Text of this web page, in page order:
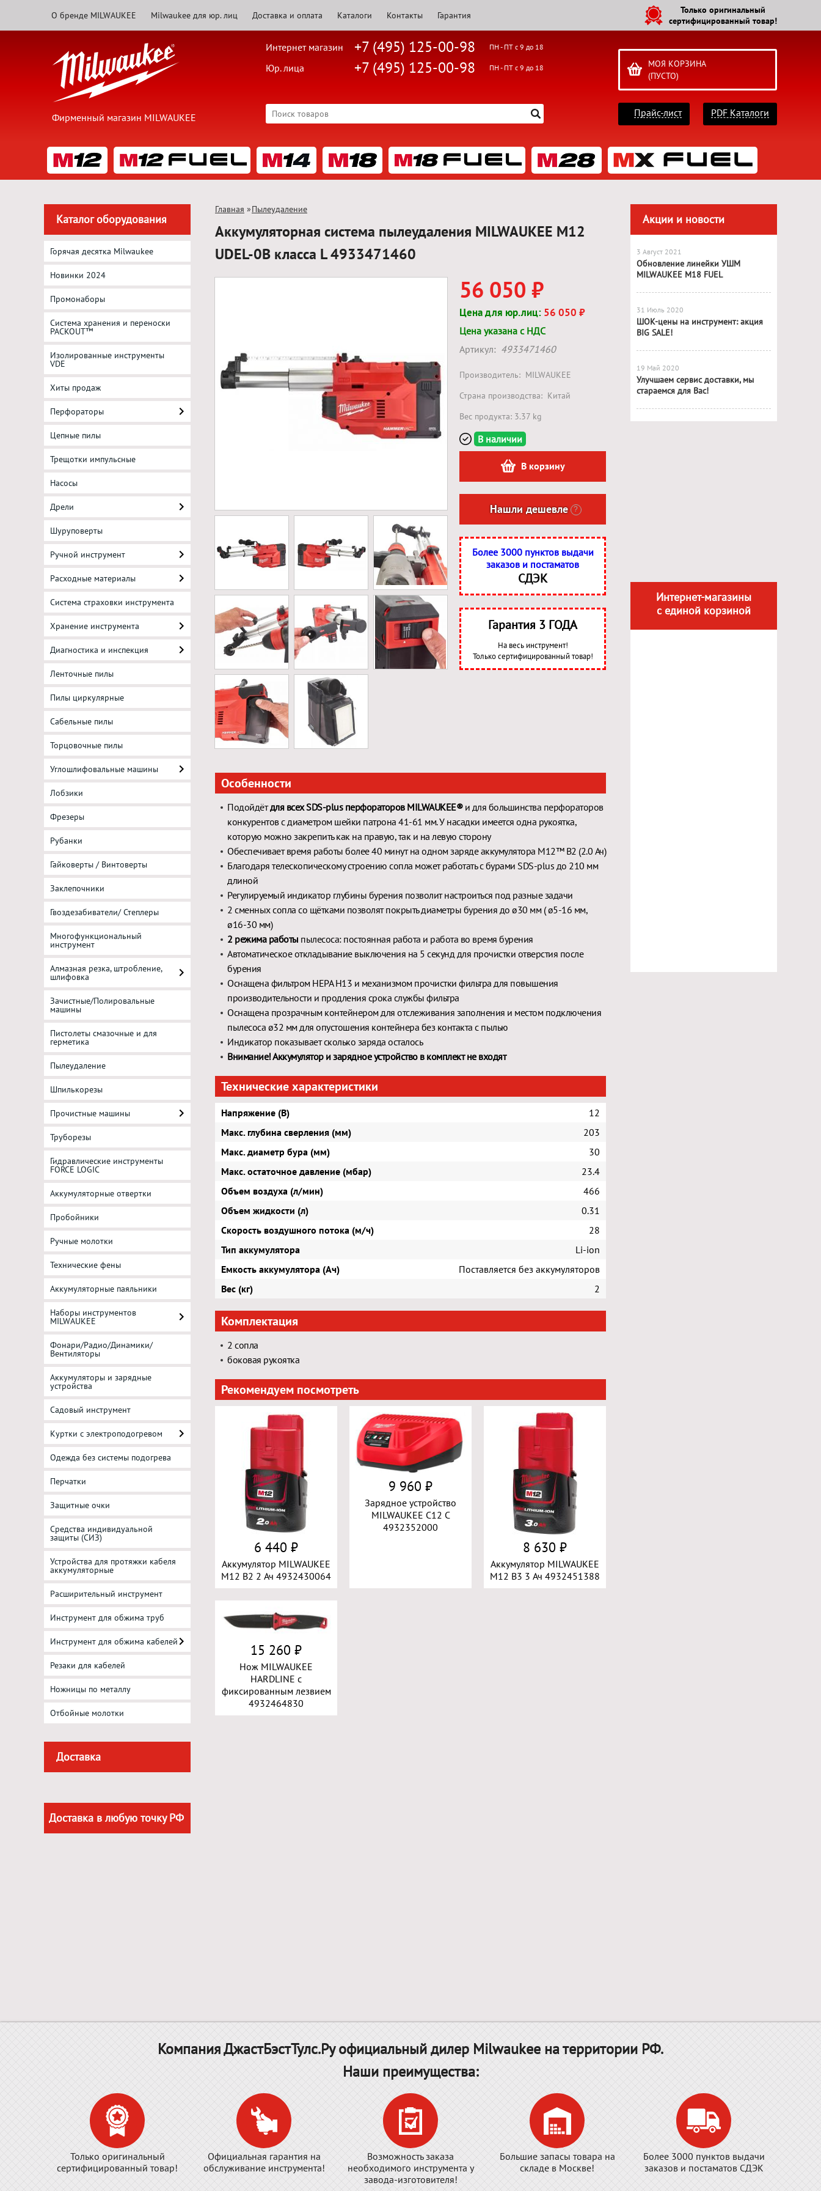
О бренде MILWAUKEE Milwaukee для юр. лиц Доставка и оплата Каталоги Контакты Гарантия
Только оригинальный
сертифицированный товар!
Фирменный магазин MILWAUKEE
Интернет магазин +7 (495) 125-00-98 ПН - ПТ с 9 до 18
Юр. лица +7 (495) 125-00-98 ПН - ПТ с 9 до 18
МОЯ КОРЗИНА
(ПУСТО)
Прайс-лист PDF Каталоги
Каталог оборудования
Горячая десятка Milwaukee
Новинки 2024
Промонаборы
Система хранения и переноски
PACKOUT™
Изолированные инструменты
VDE
Хиты продаж
Перфораторы
Цепные пилы
Трещотки импульсные
Насосы
Дрели
Шуруповерты
Ручной инструмент
Расходные материалы
Система страховки инструмента
Хранение инструмента
Диагностика и инспекция
Ленточные пилы
Пилы циркулярные
Сабельные пилы
Торцовочные пилы
Углошлифовальные машины
Лобзики
Фрезеры
Рубанки
Гайковерты / Винтоверты
Заклепочники
Гвоздезабиватели/ Степлеры
Многофункциональный
инструмент
Алмазная резка, штробление,
шлифовка
Зачистные/Полировальные
машины
Пистолеты смазочные и для
герметика
Пылеудаление
Шпилькорезы
Прочистные машины
Труборезы
Гидравлические инструменты
FORCE LOGIC
Аккумуляторные отвертки
Пробойники
Ручные молотки
Технические фены
Аккумуляторные паяльники
Наборы инструментов
MILWAUKEE
Фонари/Радио/Динамики/
Вентиляторы
Аккумуляторы и зарядные
устройства
Садовый инструмент
Куртки с электроподогревом
Одежда без системы подогрева
Перчатки
Защитные очки
Средства индивидуальной
защиты (СИЗ)
Устройства для протяжки кабеля
аккумуляторные
Расширительный инструмент
Инструмент для обжима труб
Инструмент для обжима кабелей
Резаки для кабелей
Ножницы по металлу
Отбойные молотки
Доставка
Доставка в любую точку РФ
Главная »Пылеудаление
Аккумуляторная система пылеудаления MILWAUKEE M12
UDEL-0B класса L 4933471460
56 050 ₽
Цена для юр.лиц: 56 050 ₽
Цена указана с НДС
Артикул: 4933471460
Производитель: MILWAUKEE
Страна производства: Китай
Вес продукта: 3.37 kg
В наличии
В корзину
Нашли дешевле ?
Более 3000 пунктов выдачи
заказов и постаматов
СДЭК
Гарантия 3 ГОДА
На весь инструмент!
Только сертифицированный товар!
Особенности
Подойдётдля всех SDS-plus перфораторов MILWAUKEE®и для большинства перфораторов
конкурентов с диаметром шейки патрона 41-61 мм. У насадки имеется одна рукоятка,
которую можно закрепить как на правую, так и на левую сторону
Обеспечивает время работы более 40 минут на одном заряде аккумулятора M12™ B2 (2.0 Ач)
Благодаря телескопическому строению сопла может работать с бурами SDS-plus до 210 мм
длиной
Регулируемый индикатор глубины бурения позволит настроиться под разные задачи
2 сменных сопла со щётками позволят покрыть диаметры бурения до ø30 мм ( ø5-16 мм,
ø16-30 мм)
2 режима работы пылесоса: постоянная работа и работа во время бурения
Автоматическое откладывание выключения на 5 секунд для прочистки отверстия после
бурения
Оснащена фильтром HEPA H13 и механизмом прочистки фильтра для повышения
производительности и продления срока службы фильтра
Оснащена прозрачным контейнером для отслеживания заполнения и местом подключения
пылесоса ø32 мм для опустошения контейнера без контакта с пылью
Индикатор показывает сколько заряда осталось
Внимание! Аккумулятор и зарядное устройство в комплект не входят
Технические характеристики
Напряжение (В)
12
Макс. глубина сверления (мм)
203
Макс. диаметр бура (мм)
30
Макс. остаточное давление (мбар)
23.4
Объем воздуха (л/мин)
466
Объем жидкости (л)
0.31
Скорость воздушного потока (м/ч)
28
Тип аккумулятора
Li-ion
Емкость аккумулятора (Ач)
Поставляется без аккумуляторов
Вес (кг)
2
Комплектация
2 сопла
боковая рукоятка
Рекомендуем посмотреть
6 440 ₽
Аккумулятор MILWAUKEE
M12 B2 2 Ач 4932430064
9 960 ₽
Зарядное устройство
MILWAUKEE C12 C
4932352000
8 630 ₽
Аккумулятор MILWAUKEE
M12 B3 3 Ач 4932451388
15 260 ₽
Нож MILWAUKEE
HARDLINE с
фиксированным лезвием
4932464830
Акции и новости
3 Август 2021
Обновление линейки УШМ
MILWAUKEE M18 FUEL
31 Июль 2020
ШОК-цены на инструмент: акция
BIG SALE!
19 Май 2020
Улучшаем сервис доставки, мы
стараемся для Вас!
Интернет-магазины
с единой корзиной
Компания ДжастБэстТулс.Ру официальный дилер Milwaukee на территории РФ.
Наши преимущества:
Только оригинальный
сертифицированный товар!
Официальная гарантия на
обслуживание инструмента!
Возможность заказа
необходимого инструмента у
завода-изготовителя!
Большие запасы товара на
складе в Москве!
Более 3000 пунктов выдачи
заказов и постаматов СДЭК